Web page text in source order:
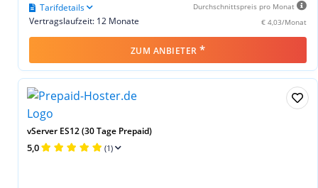
Durchschnittspreis pro Monat
€ 4,03/Monat
Vertragslaufzeit: 12 Monate
Tarifdetails
ZUM ANBIETER *
vServer ES12 (30 Tage Prepaid)
5,0 (1)